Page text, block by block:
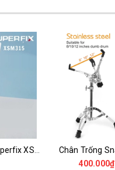
Giá Nhạc Trưởng Superfix XSM315 – Giá Để Sách Nhạc Cao Cấp Điều Chỉnh 90–150cm
400.000₫